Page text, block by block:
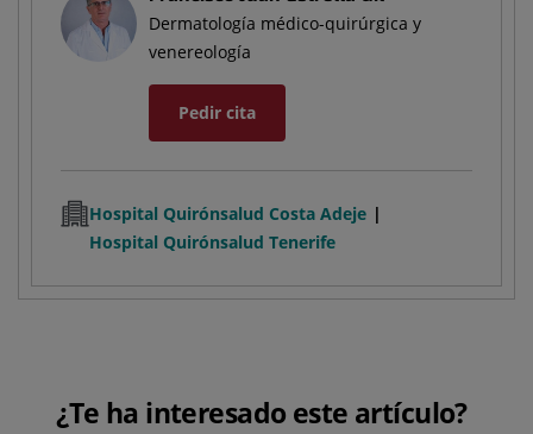
Dermatología médico-quirúrgica y
venereología
Pedir cita
Hospital Quirónsalud Costa Adeje
Hospital Quirónsalud Tenerife
¿Te ha interesado este artículo?